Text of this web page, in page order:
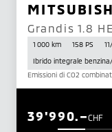
Grandis 1.8
1 000 km 158 PS
Ibrido integrale
Emissioni di CO2
CHF
39'990.–